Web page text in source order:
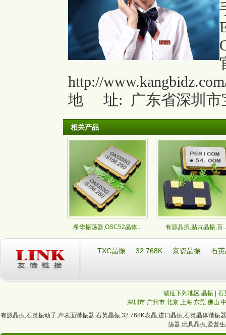
http://
地 址: 广东省深圳市
相关产品
希华振荡器,OSC52晶体... 有源晶振,贴片晶振,百
TXC晶振 32.768K 京瓷晶振 石
诚征下列地区 晶振 |
深圳市 广州市 北京 上海 东莞 佛山
有源晶振,石英振动子,声表面谐振器,石英晶振,32.768K表晶,进口晶振,石英晶体谐振器
荡器,玩具晶振,爱普